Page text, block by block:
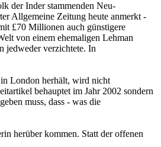
der Inder stammenden Neu-
Allgemeine Zeitung heute anmerkt -
£70 Millionen auch günstigere
von einem ehemaligen Lehman
jedweder verzichtete. In
London herhält, wird nicht
behauptet im Jahr 2002 sondern
muss, dass - was die
herüber kommen. Statt der offenen